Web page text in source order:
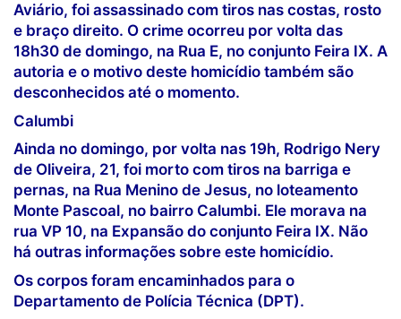
Aviário, foi assassinado com tiros nas costas, rosto
e braço direito. O crime ocorreu por volta das
18h30 de domingo, na Rua E, no conjunto Feira IX. A
autoria e o motivo deste homicídio também são
desconhecidos até o momento.
Calumbi
Ainda no domingo, por volta nas 19h, Rodrigo Nery
de Oliveira, 21, foi morto com tiros na barriga e
pernas, na Rua Menino de Jesus, no loteamento
Monte Pascoal, no bairro Calumbi. Ele morava na
rua VP 10, na Expansão do conjunto Feira IX. Não
há outras informações sobre este homicídio.
Os corpos foram encaminhados para o
Departamento de Polícia Técnica (DPT).